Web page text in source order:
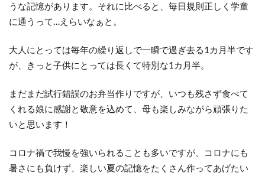
うな記憶があります。それに比べると、毎日規則正しく学童
に通うって…えらいなぁと。
大人にとっては毎年の繰り返しで一瞬で過ぎ去る1カ月半です
が、きっと子供にとっては長くて特別な1カ月半。
まだまだ試行錯誤のお弁当作りですが、いつも残さず食べて
くれる娘に感謝と敬意を込めて、母も楽しみながら頑張りた
いと思います！
コロナ禍で我慢を強いられることも多いですが、コロナにも
暑さにも負けず、楽しい夏の記憶をたくさん作ってあげたい